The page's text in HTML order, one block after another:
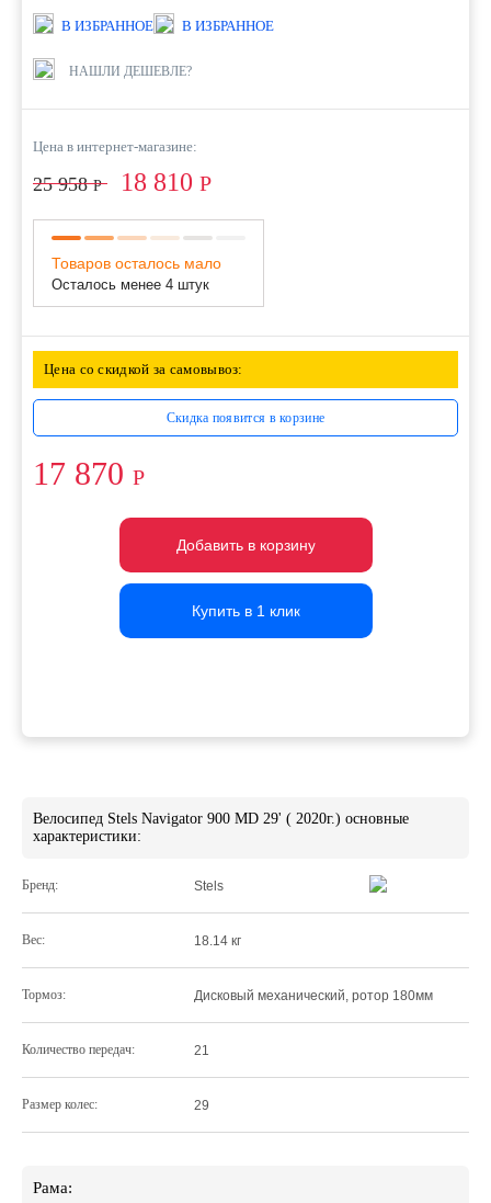
В ИЗБРАННОЕ В ИЗБРАННОЕ
НАШЛИ ДЕШЕВЛЕ?
Цена в интернет-магазине:
25 958Р 18 810 Р
Товаров осталось мало
Осталось менее 4 штук
Цена со скидкой за самовывоз:
Скидка появится в корзине
17 870 Р
Добавить в корзину
Добавить в корзину
Добавить в корзину
Купить в 1 клик
Купить в 1 клик
Купить в 1 клик
Велосипед Stels Navigator 900 MD 29' ( 2020г.) основные
характеристики:
Бренд: Stels
Вес: 18.14 кг
Тормоз: Дисковый механический, ротор 180мм
Количество передач: 21
Размер колес: 29
Рама: